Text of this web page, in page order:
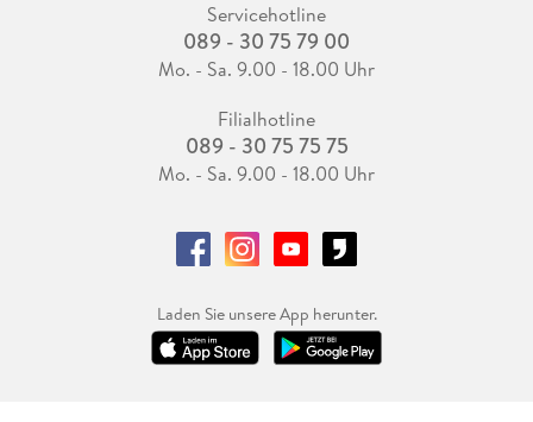
Servicehotline
089 - 30 75 79 00
Mo. - Sa. 9.00 - 18.00 Uhr
Filialhotline
089 - 30 75 75 75
Mo. - Sa. 9.00 - 18.00 Uhr
Laden Sie unsere App herunter.